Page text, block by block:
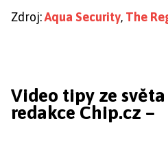
Zdroj:Aqua Security, The
Video tipy ze
redakce Chip.cz –